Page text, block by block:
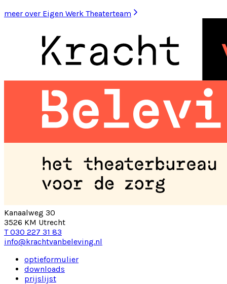
meer over Eigen Werk Theaterteam
Kanaalweg 30
3526 KM Utrecht
T 030 227 31 83
info@krachtvanbeleving.nl
optieformulier
downloads
prijslijst